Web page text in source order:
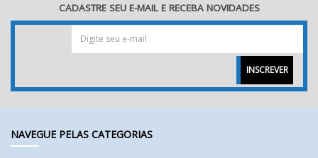
CADASTRE SEU E-MAIL E RECEBA NOVIDADES
INSCREVER
NAVEGUE PELAS CATEGORIAS